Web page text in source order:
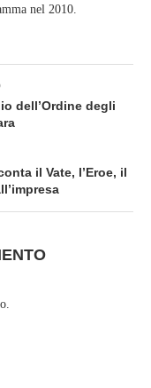
nel 2010.
dell’Ordine degli
il Vate, l’Eroe, il